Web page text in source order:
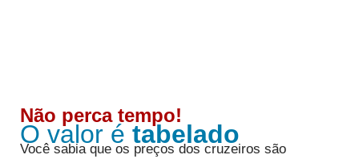
Não perca tempo!
O valor é tabelado
Você sabia que os preços dos cruzeiros são